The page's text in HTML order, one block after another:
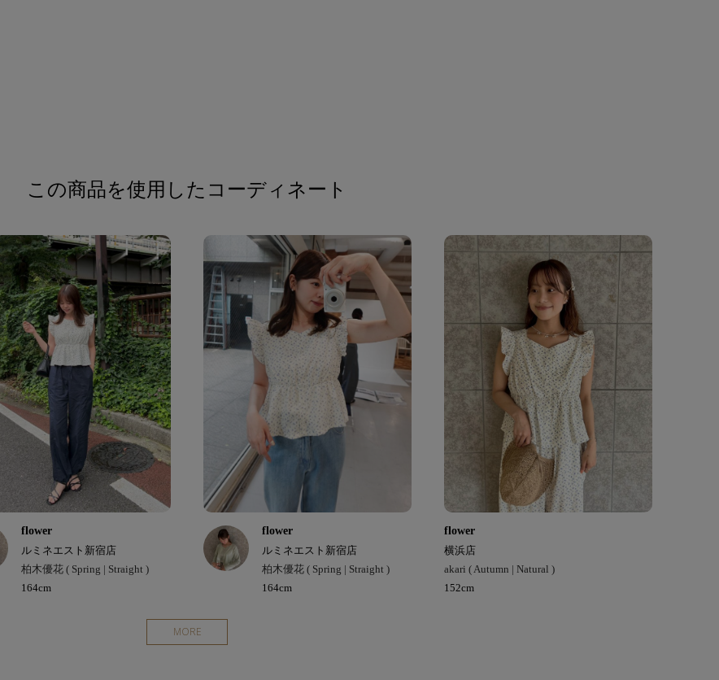
この商品を使用したコーディネート
flower
ルミネエスト新宿店
柏木優花 ( Spring | Straight )
164cm
flower
ルミネエスト新宿店
柏木優花 ( Spring | Straight )
164cm
flower
横浜店
akari ( Autumn | Natural )
152cm
MORE